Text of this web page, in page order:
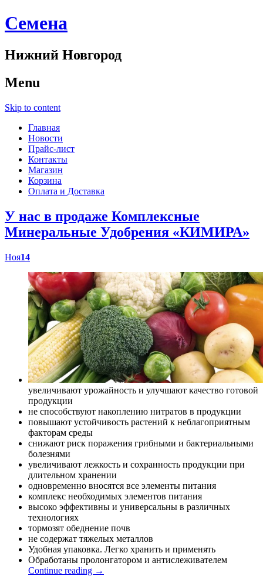
Cемена
Нижний Новгород
Menu
Skip to content
Главная
Новости
Прайс-лист
Контакты
Магазин
Корзина
Оплата и Доставка
У нас в продаже Комплексные
Минеральные Удобрения «КИМИРА»
Ноя14
увеличивают урожайность и улучшают качество готовой
продукции
не способствуют накоплению нитратов в продукции
повышают устойчивость растений к неблагоприятным
факторам среды
снижают риск поражения грибными и бактериальными
болезнями
увеличивают лежкость и сохранность продукции при
длительном хранении
одновременно вносятся все элементы питания
комплекс необходимых элементов питания
высоко эффективны и универсальны в различных
технологиях
тормозят обеднение почв
не содержат тяжелых металлов
Удобная упаковка. Легко хранить и применять
Обработаны пролонгатором и антислеживателем
Continue reading →